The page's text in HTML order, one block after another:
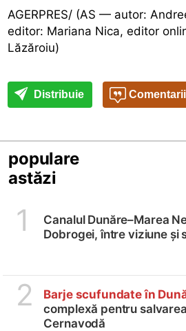
AGERPRES/ (AS — autor:
editor: Mariana Nica, editor
Lăzăroiu)
Distribuie Comentarii
populare
astăzi
1
Canalul Dunăre–Marea
Dobrogei, între viziune și
2 Barje scufundate în
complexă pentru
Cernavodă